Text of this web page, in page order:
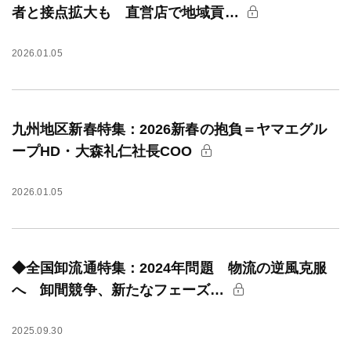
者と接点拡大も 直営店で地域貢…
2026.01.05
九州地区新春特集：2026新春の抱負＝ヤマエグル
ープHD・大森礼仁社長COO
2026.01.05
◆全国卸流通特集：2024年問題 物流の逆風克服
へ 卸間競争、新たなフェーズ…
2025.09.30